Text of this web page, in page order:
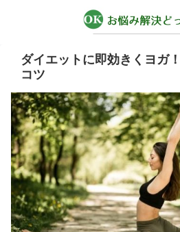
ダイエットに即効きくヨガ
コツ